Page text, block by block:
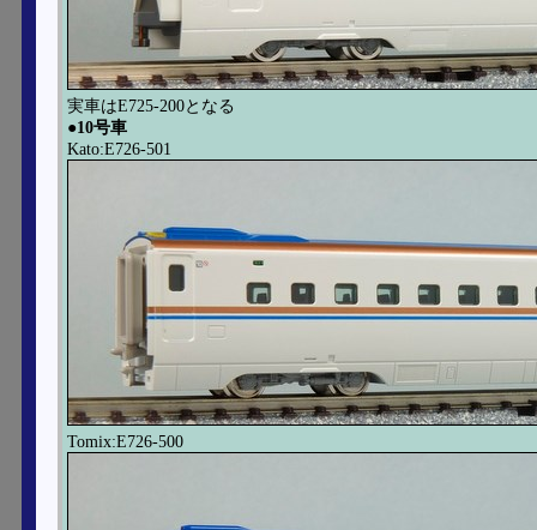
実車はE725-200となる
●10号車
Kato:E726-501
Tomix:E726-500